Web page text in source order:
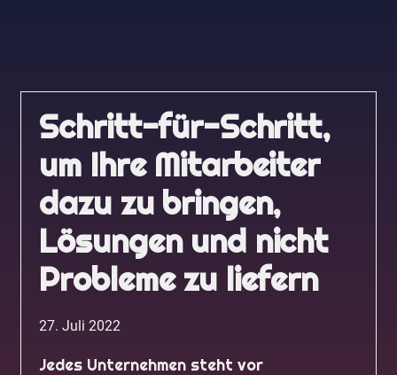
Schritt-für-Schritt,
um Ihre Mitarbeiter
dazu zu bringen,
Lösungen und nicht
Probleme zu liefern
27. Juli 2022
Jedes Unternehmen steht vor